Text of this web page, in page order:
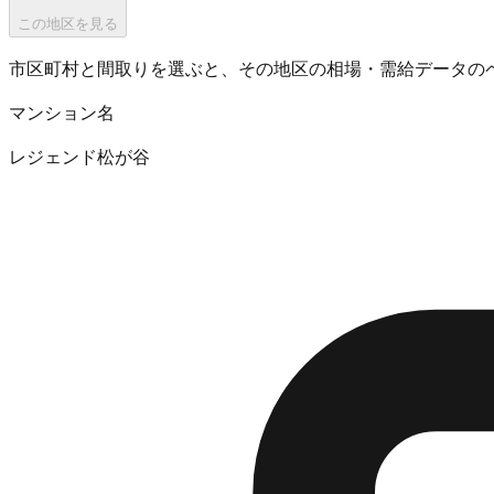
この地区を見る
市区町村と間取りを選ぶと、その地区の相場・需給データの
マンション名
レジェンド松が谷